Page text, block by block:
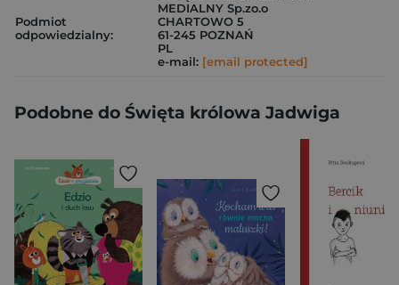
Podmiot
odpowiedzialny:
MEDIALNY Sp.zo.o
CHARTOWO 5
61-245 POZNAŃ
PL
e-mail: [email protected]
Podobne do Święta królowa Jadwiga